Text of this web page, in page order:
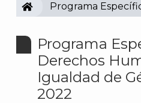
IECMPrograma
Programa
Derechos
Igualdad de
2022